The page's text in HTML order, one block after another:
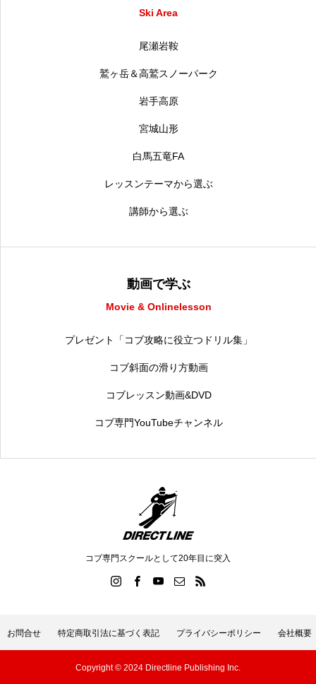
Ski Area
尾瀬岩鞍
鷲ヶ岳＆高鷲スノーパーク
岩手高原
宮城山形
白馬五竜FA
レッスンテーマから選ぶ
講師から選ぶ
動画で学ぶ
Movie & Onlinelesson
プレゼント「コブ攻略に役立つドリル集」
コブ斜面の滑り方動画
コブレッスン動画&DVD
コブ専門YouTubeチャンネル
コブ専門スクールとして20年目に突入
お問合せ 特定商取引法に基づく表記 プライバシーポリシー 会社概要
Copyright © 2024 Directline Publishing Inc.